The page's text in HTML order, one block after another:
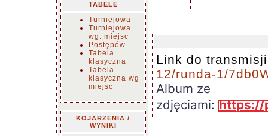
TABELE
Turniejowa
Turniejowa
wg. miejsc
Postępów
Tabela
klasyczna
Tabela
klasyczna wg
miejsc
KOJARZENIA /
WYNIKI
Link do
12/runda-1/
Album ze
zdjęciami: https://